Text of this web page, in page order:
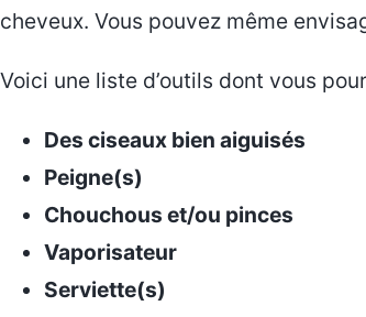
cheveux. Vous pouvez même
Voici une liste d’outils dont vous
Des ciseaux bien aiguisés
Peigne(s)
Chouchous et/ou pinces
Vaporisateur
Serviette(s)